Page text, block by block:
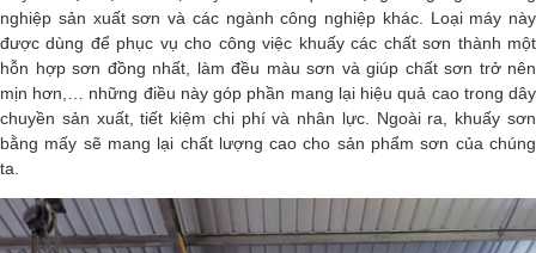
nghiệp sản xuất sơn và các ngành công nghiệp khác. Loại máy này
được dùng để phục vụ cho công việc khuấy các chất sơn thành một
hỗn hợp sơn đồng nhất, làm đều màu sơn và giúp chất sơn trở nên
mịn hơn,… những điều này góp phần mang lại hiệu quả cao trong dây
chuyền sản xuất, tiết kiệm chi phí và nhân lực. Ngoài ra, khuấy sơn
bằng mấy sẽ mang lại chất lượng cao cho sản phẩm sơn của chúng
ta.